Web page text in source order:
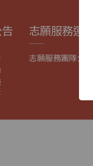
志願服務運
志願服務團隊介紹